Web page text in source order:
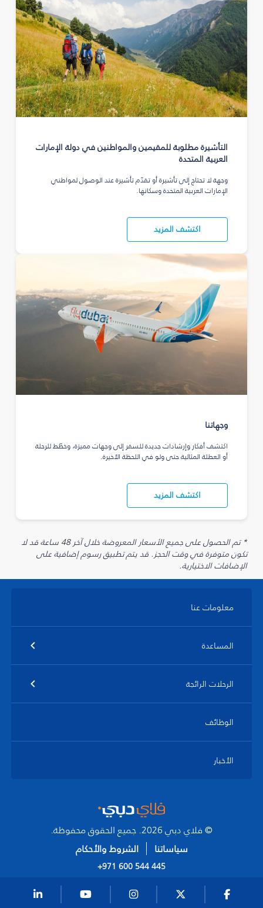
التأشيرة مطلوبة للمقيمين والمواطنين في دولة الإمارات
العربية المتحدة
وجهة لا تحتاج إلى تأشيرة أو تقدّم تأشيرة عند الوصول لمواطني
الإمارات العربية المتحدة وسكانها.
اكتشف المزيد
وجهاتنا
اكتشف أفكار وإرشادات جديدة للسفر إلى وجهات مميزة، وخطّط للرحلة
أو العطلة المثالية حتى ولو في اللحظة الأخيرة.
اكتشف المزيد
* تم الحصول على جميع الأسعار المعروضة خلال آخر 48 ساعة قد لا
تكون متوفرة في وقت الحجز. قد يتم تطبيق رسوم إضافية على
الإضافات الاختيارية.
معلومات عنا
المساعدة
الرحلات الرائجة
الوظائف
الأخبار
© فلاي دبي 2026. جميع الحقوق محفوظة.
سياساتنا
الشروط والأحكام
+971 600 544 445